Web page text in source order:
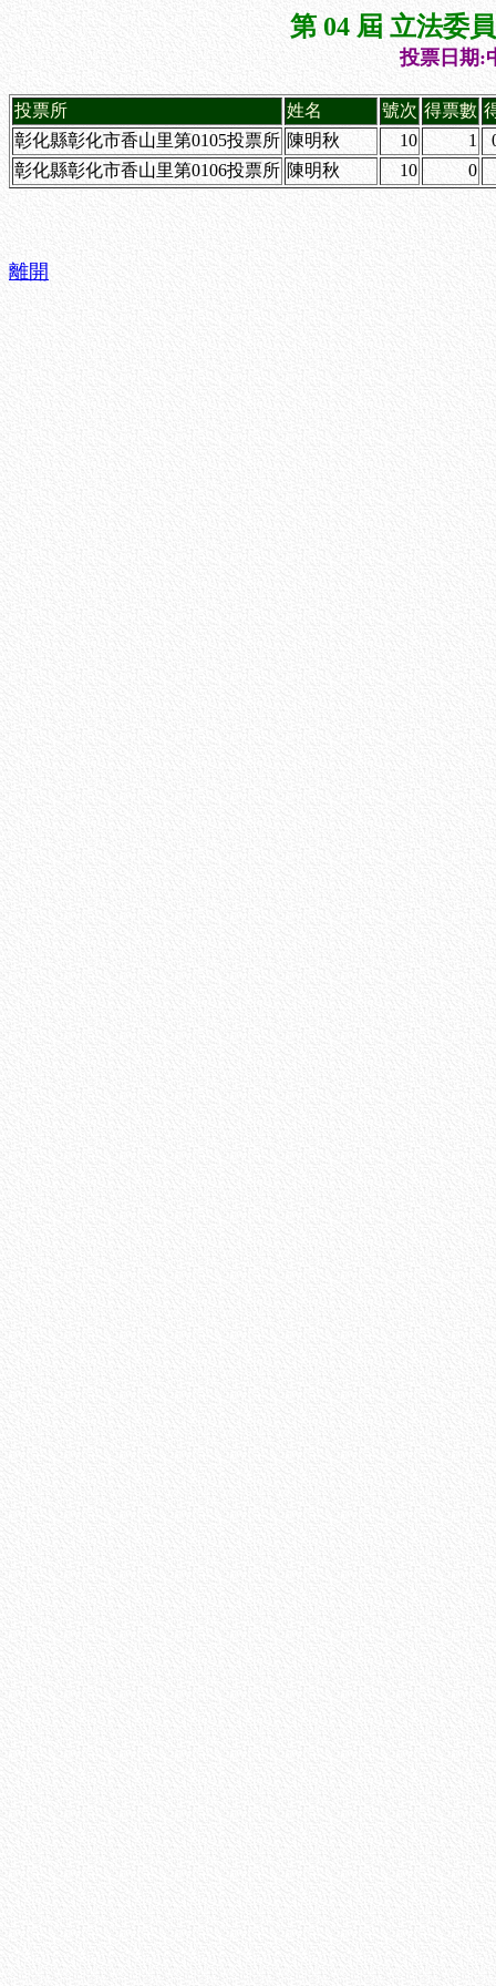
第 04 屆 立法委
投票日期:
投票所 姓名 號次 得票數
彰化縣彰化市香山里第0105投票所 陳明秋 10 1
彰化縣彰化市香山里第0106投票所 陳明秋 10 0
離開